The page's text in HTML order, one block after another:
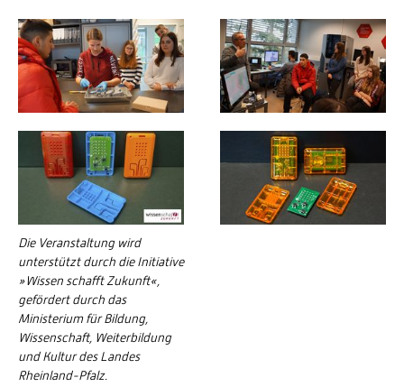
Die Veranstaltung wird
unterstützt durch die Initiative
»Wissen schafft Zukunft«,
gefördert durch das
Ministerium für Bildung,
Wissenschaft, Weiterbildung
und Kultur des Landes
Rheinland-Pfalz.